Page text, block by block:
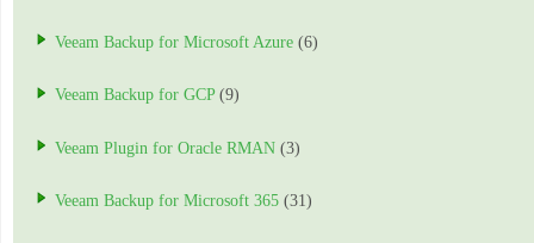
Veeam Backup for Microsoft Azure (6)
Veeam Backup for GCP(9)
Veeam Plugin for Oracle RMAN (3)
Veeam Backup for Microsoft 365 (31)